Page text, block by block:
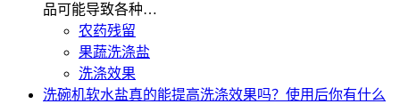
品可能导致各种…
农药残留
果蔬洗涤盐
洗涤效果
洗碗机软水盐真的能提高洗涤效果吗？使用后你有什么